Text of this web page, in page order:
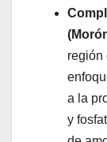
región
a la
y